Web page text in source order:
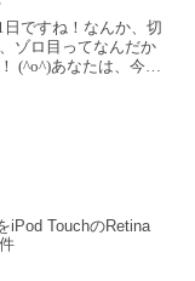
日ですね！なんか、切
ゾロ目ってなんだか
(^o^)あなたは、今日
iPod TouchのRetina